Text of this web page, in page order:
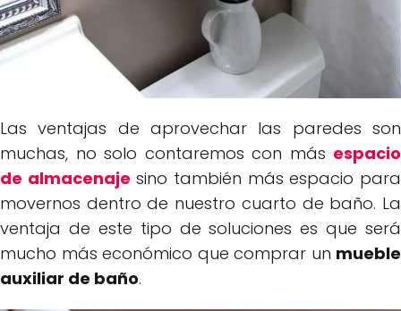
Las ventajas de aprovechar las paredes son
muchas, no solo contaremos con más espacio
de almacenaje sino también más espacio para
movernos dentro de nuestro cuarto de baño. La
ventaja de este tipo de soluciones es que será
mucho más económico que comprar un mueble
auxiliar de baño.